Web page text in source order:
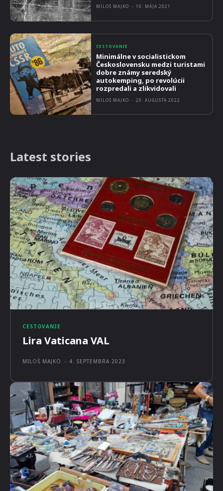
MILOŠ MAJKO - 10. MÁJA 2021
CESTOVANIE
Minimálne v socialistickom
Československu medzi turistami
dobre známy seredský
autokemping, po revolúcii
rozpredali a zlikvidovali
MILOŠ MAJKO - 20. AUGUSTA 2022
Latest stories
CESTOVANIE
Lira Vaticana VAL
MILOŠ MAJKO - 4. SEPTEMBRA 2023